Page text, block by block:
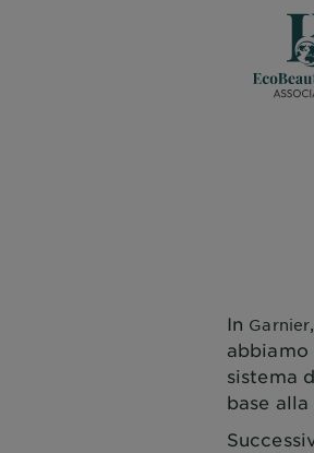
In Garnier
sistema
base